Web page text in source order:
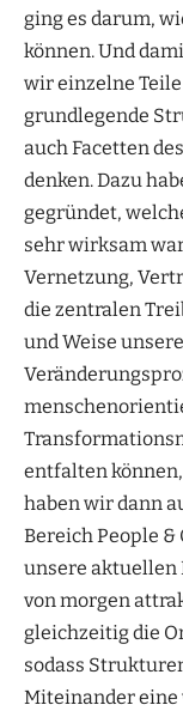
ging es darum,
können. Und
wir einzelne
grundlegende
auch Facetten
denken. Dazu
gegründet,
sehr wirksam
Vernetzung,
die zentralen
und Weise
entfalten
haben wir dann
Bereich People
unsere aktuellen
von morgen
gleichzeitig die
sodass
Miteinander